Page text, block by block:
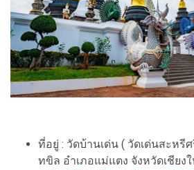
ที่อยู่ : วัดบ้านเด่น ( วัดเด่นสะหรี
ทขิล อำเภอแม่แตง จังหวัดเชียง